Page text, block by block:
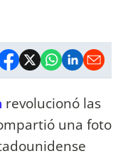
revolucionó las
una foto